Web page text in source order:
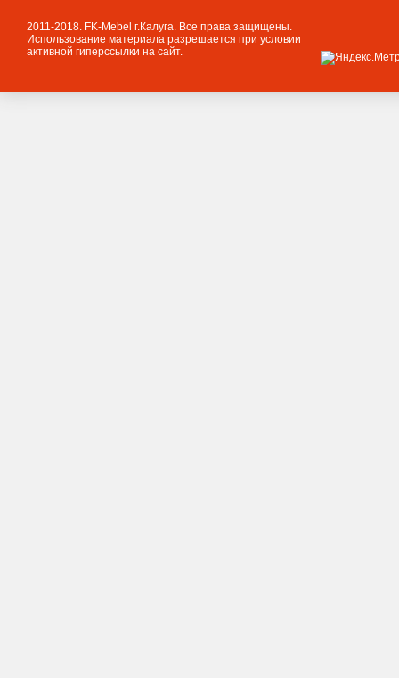
2011-2018. FK-Mebel г.Калуга. Все права защищены.
Использование материала разрешается при условии
активной гиперссылки на сайт.